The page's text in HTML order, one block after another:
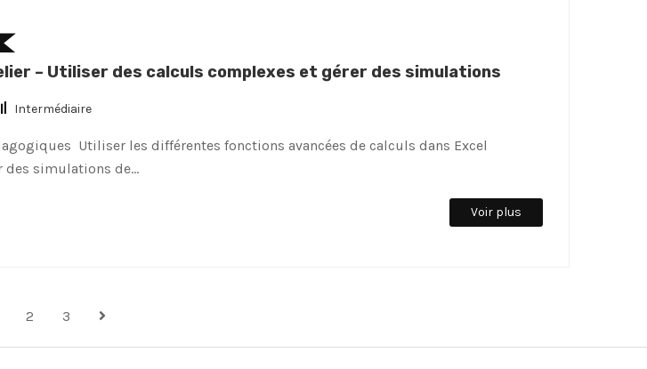
– Utiliser des calculs complexes et gérer des simulations
Intermédiaire
Utiliser les différentes fonctions avancées de calculs dans Excel
des simulations de…
Voir plus
2 3